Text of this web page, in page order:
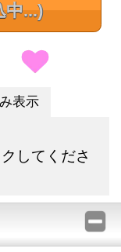
中...)
表示
してくださ